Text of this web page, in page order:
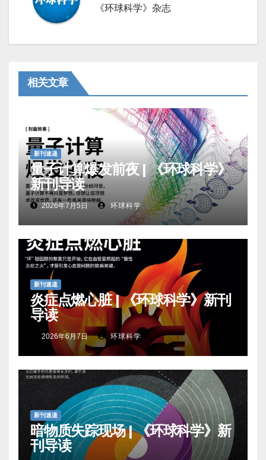
《环球科学》杂志
相关文章
新刊速递
量子计算爆发前夜 | 《环球科学》
新刊导读
2026年7月5日 环球科学
新刊速递
炎症点燃心脏 | 《环球科学》新刊
导读
2026年6月7日 环球科学
新刊速递
暗物质失踪现场 | 《环球科学》新
刊导读